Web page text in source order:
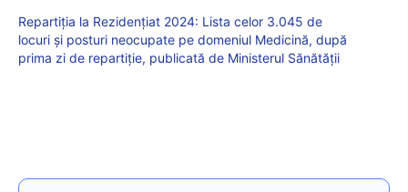
Repartiția la Rezidențiat 2024: Lista celor 3.045 de
locuri și posturi neocupate pe domeniul Medicină, după
prima zi de repartiție, publicată de Ministerul Sănătății